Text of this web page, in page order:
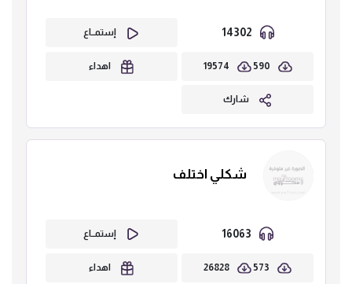
إستمــاع
590
19574 اهداء
شارك
شكلي اختلف
إستمــاع
573
26828 اهداء